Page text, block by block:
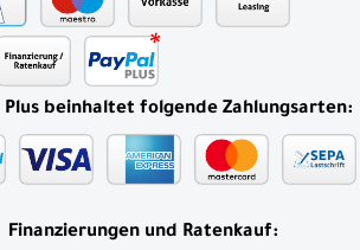
Plus beinhaltet folgende Zahlungsarten:
Finanzierungen und Ratenkauf: